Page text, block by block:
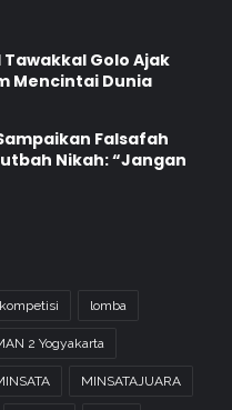
Golo Ajak
Mencintai Dunia
Falsafah
Nikah: “Jangan
kompetisi lomba
2 Yogyakarta
MINSATAJUARA